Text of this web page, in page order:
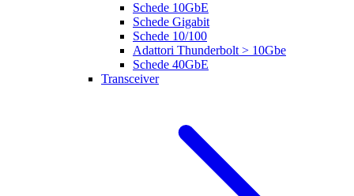
Schede 10GbE
Schede Gigabit
Schede 10/100
Adattori Thunderbolt > 10Gbe
Schede 40GbE
Transceiver